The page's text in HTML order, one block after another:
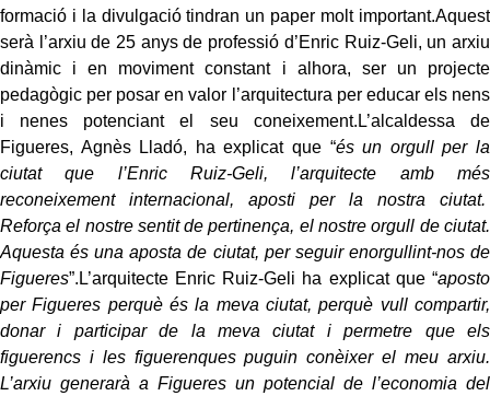
formació i la divulgació tindran un paper molt important.Aquest
serà l’arxiu de 25 anys de professió d’Enric Ruiz-Geli, un arxiu
dinàmic i en moviment constant i alhora, ser un projecte
pedagògic per posar en valor l’arquitectura per educar els nens
i nenes potenciant el seu coneixement. L’alcaldessa de
Figueres, Agnès Lladó, ha explicat que “és un orgull per la
ciutat que l’Enric Ruiz-Geli, l’arquitecte amb més
reconeixement internacional, aposti per la nostra ciutat.
Reforça el nostre sentit de pertinença, el nostre orgull de ciutat.
Aquesta és una aposta de ciutat, per seguir enorgullint-nos de
Figueres”. L’arquitecte Enric Ruiz-Geli ha explicat que “aposto
per Figueres perquè és la meva ciutat, perquè vull compartir,
donar i participar de la meva ciutat i permetre que els
figuerencs i les figuerenques puguin conèixer el meu arxiu.
L’arxiu generarà a Figueres un potencial de l’economia del